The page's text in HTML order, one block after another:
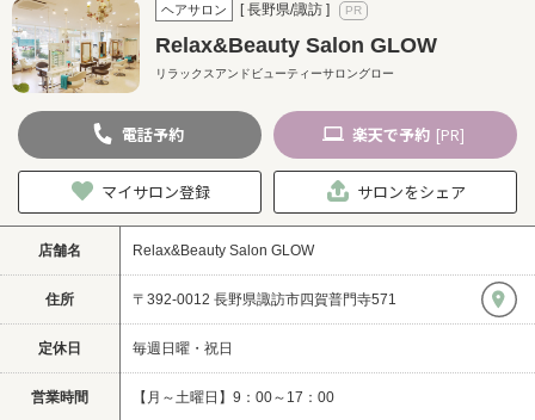
ヘアサロン [ 長野県/諏訪 ]
Relax&Beauty Salon GLOW
リラックスアンドビューティーサロングロー
電話予約 楽天で予約 [PR]
マイサロン登録 サロンをシェア
店舗名 Relax&Beauty Salon GLOW
住所 〒392-0012 長野県諏訪市四賀普門寺571
定休日 毎週日曜・祝日
営業時間 【月～土曜日】9：00～17：00